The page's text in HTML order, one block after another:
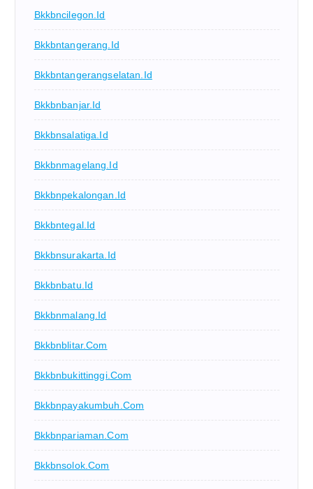
Bkkbncilegon.id
Bkkbntangerang.id
Bkkbntangerangselatan.id
Bkkbnbanjar.id
Bkkbnsalatiga.id
Bkkbnmagelang.id
Bkkbnpekalongan.id
Bkkbntegal.id
Bkkbnsurakarta.id
Bkkbnbatu.id
Bkkbnmalang.id
Bkkbnblitar.com
Bkkbnbukittinggi.com
Bkkbnpayakumbuh.com
Bkkbnpariaman.com
Bkkbnsolok.com